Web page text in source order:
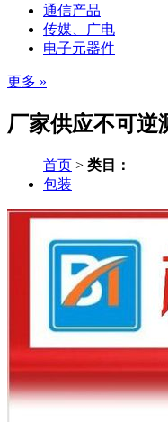
通信产品
传媒、广电
电子元器件
更多 »
厂家供应不可逆
首页 > 类目：
包装